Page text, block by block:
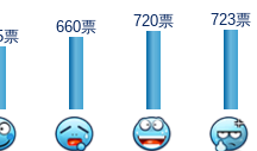
票
660票 720票 723票